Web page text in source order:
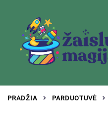
Zaislumagija.lt –
Žaislai tinkantys
PRADŽIA PARDUOTUVĖ